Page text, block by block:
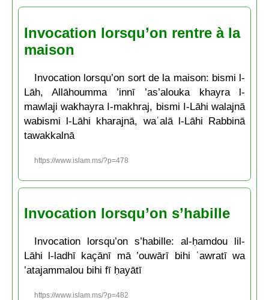
Invocation lorsqu’on rentre à la
maison
Invocation lorsqu’on sort de la maison: bismi l-
Lāh, Allāhoumma ’innī ’as’alouka khayra l-
mawlaji wakhayra I-makhraj, bismi I-Lāhi walajnā
wabismi l-Lāhi kharajnā, waʿalā l-Lāhi Rabbinā
tawakkalnā
https://www.islam.ms/?p=478
Invocation lorsqu’on s’habille
Invocation lorsqu’on s’habille: al-ḥamdou lil-
Lāhi l-ladhī kaçānī mā ’ouwārī bihi ʿawratī wa
’atajammalou bihi fī ḥayātī
https://www.islam.ms/?p=482